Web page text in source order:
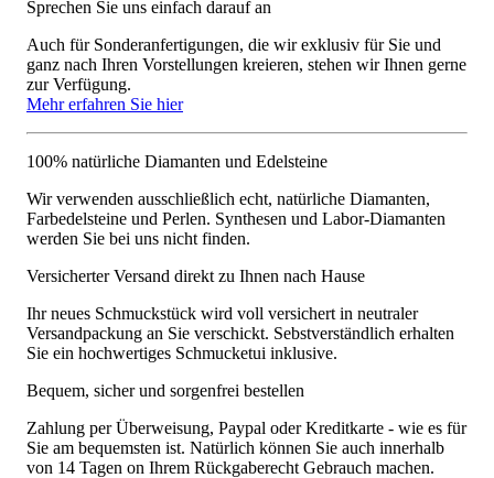
Sprechen Sie uns einfach darauf an
Auch für Sonderanfertigungen, die wir exklusiv für Sie und
ganz nach Ihren Vorstellungen kreieren, stehen wir Ihnen gerne
zur Verfügung.
Mehr erfahren Sie hier
100% natürliche Diamanten und Edelsteine
Wir verwenden ausschließlich echt, natürliche Diamanten,
Farbedelsteine und Perlen. Synthesen und Labor-Diamanten
werden Sie bei uns nicht finden.
Versicherter Versand direkt zu Ihnen nach Hause
Ihr neues Schmuckstück wird voll versichert in neutraler
Versandpackung an Sie verschickt. Sebstverständlich erhalten
Sie ein hochwertiges Schmucketui inklusive.
Bequem, sicher und sorgenfrei bestellen
Zahlung per Überweisung, Paypal oder Kreditkarte - wie es für
Sie am bequemsten ist. Natürlich können Sie auch innerhalb
von 14 Tagen on Ihrem Rückgaberecht Gebrauch machen.